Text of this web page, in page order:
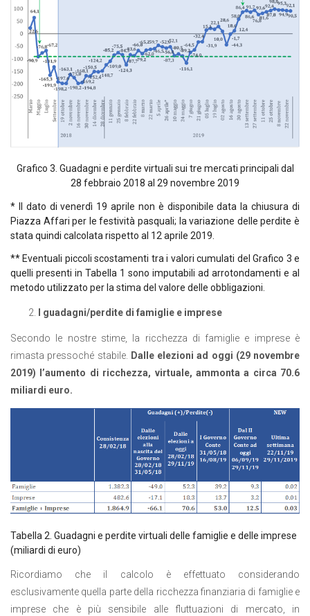
Grafico 3. Guadagni e perdite virtuali sui tre mercati principali dal
28 febbraio 2018 al 29 novembre 2019
* Il dato di venerdì 19 aprile non è disponibile data la chiusura di
Piazza Affari per le festività pasquali; la variazione delle perdite è
stata quindi calcolata rispetto al 12 aprile 2019.
** Eventuali piccoli scostamenti tra i valori cumulati del Grafico 3 e
quelli presenti in Tabella 1 sono imputabili ad arrotondamenti e al
metodo utilizzato per la stima del valore delle obbligazioni.
I guadagni/perdite di famiglie e imprese
Secondo le nostre stime, la ricchezza di famiglie e imprese è
rimasta pressoché stabile. Dalle elezioni ad oggi (29 novembre
2019) l’aumento di ricchezza, virtuale, ammonta a circa 70.6
miliardi euro.
Tabella 2. Guadagni e perdite virtuali delle famiglie e delle imprese
(miliardi di euro)
Ricordiamo che il calcolo è effettuato considerando
esclusivamente quella parte della ricchezza finanziaria di famiglie e
imprese che è più sensibile alle fluttuazioni di mercato, in